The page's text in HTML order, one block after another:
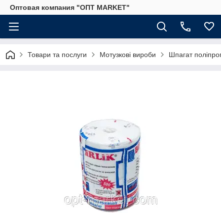
Оптовая компания "ОПТ MARKET"
Товари та послуги Мотузкові вироби Шпагат